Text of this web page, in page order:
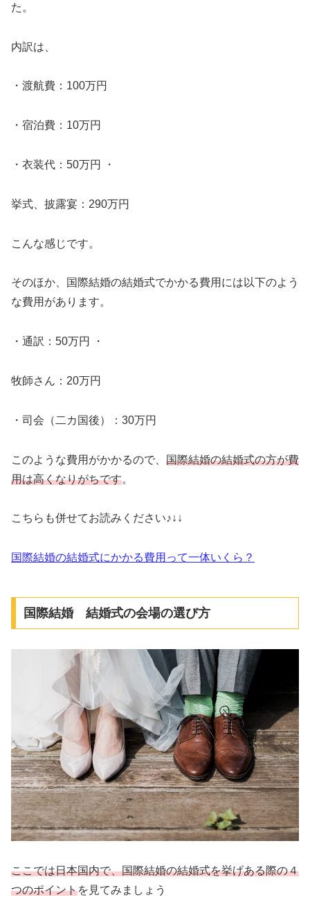
た。
内訳は、
・渡航費：100万円
・宿泊費：10万円
・衣装代：50万円 ・
挙式、披露宴：290万円
こんな感じです。
そのほか、国際結婚の結婚式でかかる費用には以下のよう
な費用があります。
・通訳：50万円 ・
牧師さん：20万円
・司会（二カ国後）：30万円
このような費用がかかるので、 国際結婚の結婚式の方が費
用は高くなりがちです。
こちらも併せてお読みください♪↓↓
国際結婚の結婚式にかかる費用って一体いくら？
国際結婚 結婚式の会場の選び方
ここでは日本国内で、国際結婚の結婚式を挙げある際の４
つのポイントを見てみましょう